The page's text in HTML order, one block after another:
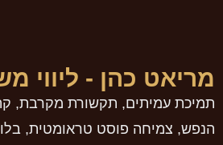
מריאט כהן - ליווי
תמיכת עמיתים, תקשורת מקרבת,
הנפש, צמיחה פוסט טראומטית,